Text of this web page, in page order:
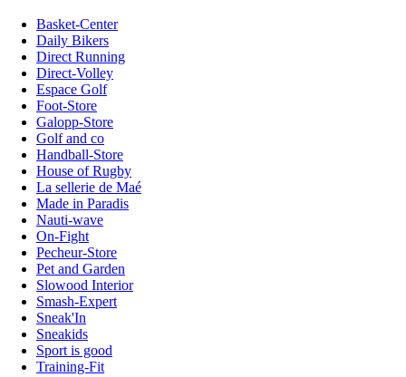
Basket-Center
Daily Bikers
Direct Running
Direct-Volley
Espace Golf
Foot-Store
Galopp-Store
Golf and co
Handball-Store
House of Rugby
La sellerie de Maé
Made in Paradis
Nauti-wave
On-Fight
Pecheur-Store
Pet and Garden
Slowood Interior
Smash-Expert
Sneak'In
Sneakids
Sport is good
Training-Fit